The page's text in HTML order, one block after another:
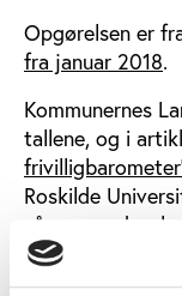
Opgørelsen er
fra januar 2018.
Kommunernes
tallene, og i
frivilligbarometer’
Roskilde
så mange
Ud over den